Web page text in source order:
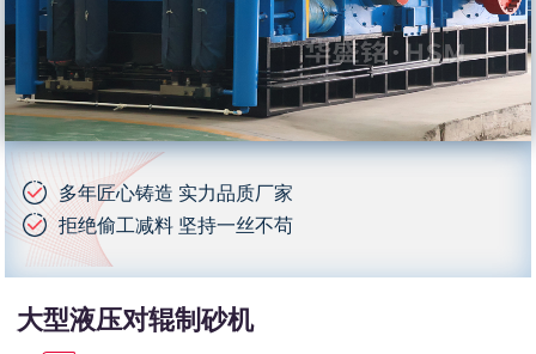
多年匠心铸造 实力品质厂家
拒绝偷工减料 坚持一丝不苟
大型液压对辊制砂机